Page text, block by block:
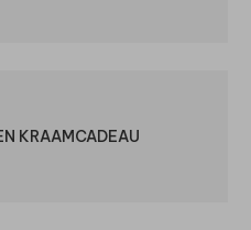
KRAAMCADEAU